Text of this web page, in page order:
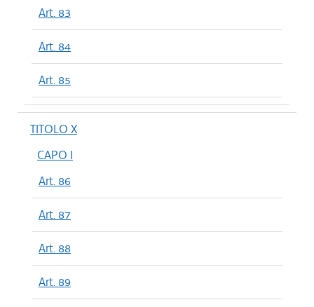
Art. 83
Art. 84
Art. 85
TITOLO X
CAPO I
Art. 86
Art. 87
Art. 88
Art. 89